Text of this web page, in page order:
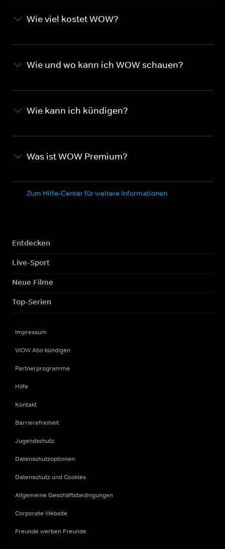
Wie viel kostet WOW?
Wie und wo kann ich WOW schauen?
Wie kann ich kündigen?
Was ist WOW Premium?
Zum Hilfe-Center für weitere Informationen
Entdecken
Live-Sport
Neue Filme
Top-Serien
Impressum
WOW Abo kündigen
Partnerprogramme
Hilfe
Kontakt
Barrierefreiheit
Jugendschutz
Datenschutzoptionen
Datenschutz und Cookies
Allgemeine Geschäftsbedingungen
Corporate Website
Freunde werben Freunde